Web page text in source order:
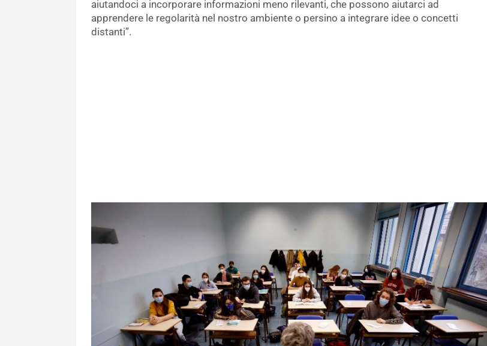
aiutandoci a incorporare informazioni meno rilevanti, che possono aiutarci ad
apprendere le regolarità nel nostro ambiente o persino a integrare idee o concetti
distanti”.